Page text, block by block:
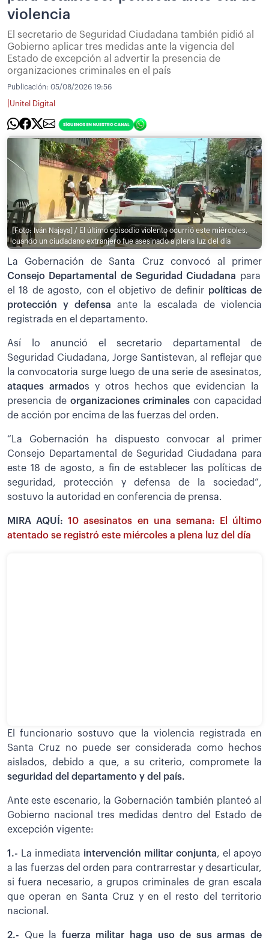
violencia
El secretario de Seguridad Ciudadana también pidió al
Gobierno aplicar tres medidas ante la vigencia del
Estado de excepción al advertir la presencia de
organizaciones criminales en el país
Publicación: 05/08/2026 19:56
Unitel Digital
[Foto: Iván Najaya] / El último episodio violento ocurrió este miércoles,
cuando un ciudadano extranjero fue asesinado a plena luz del día
La Gobernación de Santa Cruz convocó al primer
Consejo Departamental de Seguridad Ciudadana para
el 18 de agosto, con el objetivo de definir políticas de
protección y defensa ante la escalada de violencia
registrada en el departamento.
Así lo anunció el secretario departamental de
Seguridad Ciudadana, Jorge Santistevan, al reflejar que
la convocatoria surge luego de una serie de asesinatos,
ataques armados y otros hechos que evidencian la
presencia de organizaciones criminales con capacidad
de acción por encima de las fuerzas del orden.
“La Gobernación ha dispuesto convocar al primer
Consejo Departamental de Seguridad Ciudadana para
este 18 de agosto, a fin de establecer las políticas de
seguridad, protección y defensa de la sociedad”,
sostuvo la autoridad en conferencia de prensa.
MIRA AQUÍ:10 asesinatos en una semana: El último
atentado se registró este miércoles a plena luz del día
El funcionario sostuvo que la violencia registrada en
Santa Cruz no puede ser considerada como hechos
aislados, debido a que, a su criterio, compromete la
seguridad del departamento y del país.
Ante este escenario, la Gobernación también planteó al
Gobierno nacional tres medidas dentro del Estado de
excepción vigente:
1.- La inmediata intervención militar conjunta, el apoyo
a las fuerzas del orden para contrarrestar y desarticular,
si fuera necesario, a grupos criminales de gran escala
que operan en Santa Cruz y en el resto del territorio
nacional.
2.- Que la fuerza militar haga uso de sus armas de